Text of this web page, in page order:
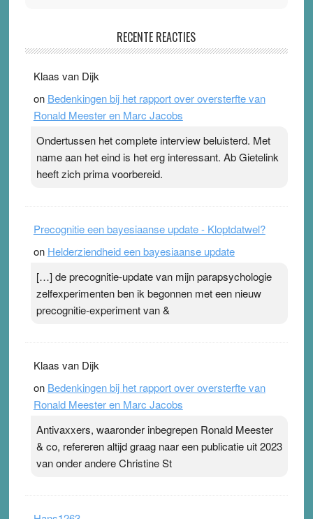
Ward van Beek
topsporters. Ze hopen ermee hun hartslag te verlagen
terwijl ze meer zuurstof opnemen. Daarop heeft zo’n
pleister geen effect. Maar het gevoel ‘makkelijker te
Pleisterplakkers in de topspsort ›[...]
RECENTE REACTIES
Klaas van Dijk
on Bedenkingen bij het rapport over oversterfte van
Ronald Meester en Marc Jacobs
Ondertussen het complete interview beluisterd. Met
name aan het eind is het erg interessant. Ab Gietelink
heeft zich prima voorbereid.
Precognitie een bayesiaanse update - Kloptdatwel?
on Helderziendheid een bayesiaanse update
[…] de precognitie-update van mijn parapsychologie
zelfexperimenten ben ik begonnen met een nieuw
precognitie-experiment van &
Klaas van Dijk
on Bedenkingen bij het rapport over oversterfte van
Ronald Meester en Marc Jacobs
Antivaxxers, waaronder inbegrepen Ronald Meester
& co, refereren altijd graag naar een publicatie uit 2023
van onder andere Christine St